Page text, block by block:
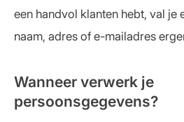
een handvol klanten hebt, val je
naam, adres of e-mailadres
Wanneer verwerk je
persoonsgegevens?